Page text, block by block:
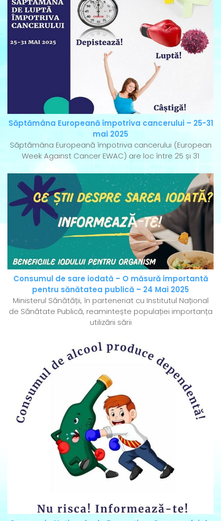
Săptămâna Europeană împotriva cancerului – 25-31
mai 2025
Săptămâna Europeană împotriva cancerului (European
Week Against Cancer EWAC) are loc între 25 și 31
Consumul de sare iodată – O măsură importantă
pentru sănătatea publică – 24 Mai 2025
Ministerul Sănătății, în parteneriat cu Institutul Național
de Sănătate Publică, reamintește populației importanța
utilizării sării